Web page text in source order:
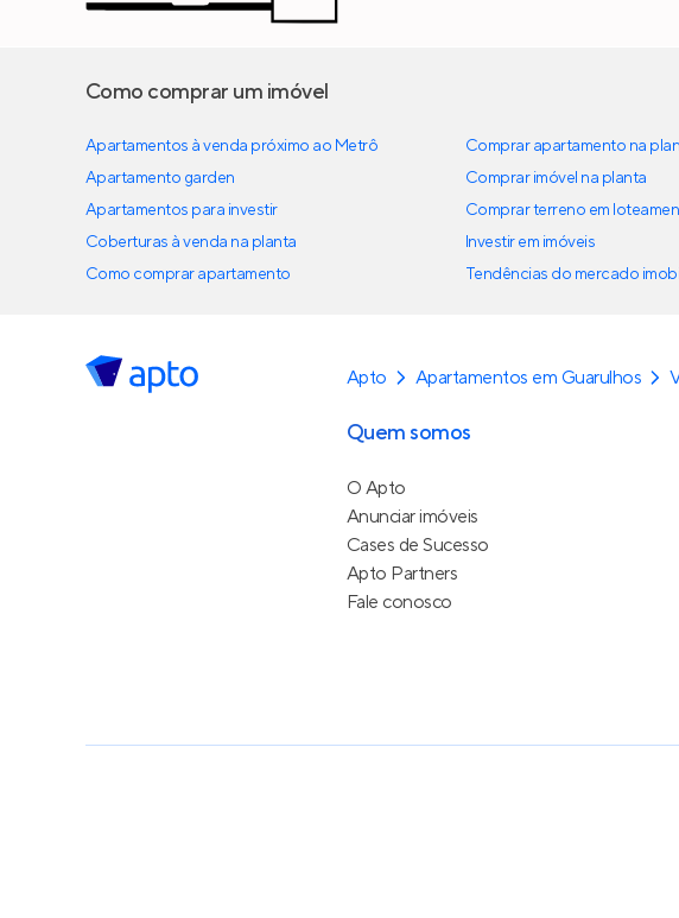
Como comprar um imóvel
Apartamentos à venda próximo ao Metrô
Apartamento garden
Apartamentos para investir
Coberturas à venda na planta
Como comprar apartamento
Comprar apartamento na
Comprar imóvel na planta
Comprar terreno em
Investir em imóveis
Tendências do mercado
Apto Apartamentos em Guarulhos
Quem somos
O Apto
Anunciar imóveis
Cases de Sucesso
Apto Partners
Fale conosco